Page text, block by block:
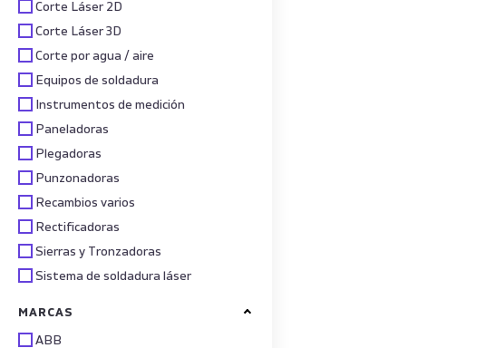
Corte Láser 2D
Corte Láser 3D
Corte por agua / aire
Equipos de soldadura
Instrumentos de medición
Paneladoras
Plegadoras
Punzonadoras
Recambios varios
Rectificadoras
Sierras y Tronzadoras
Sistema de soldadura láser
MARCAS
ABB